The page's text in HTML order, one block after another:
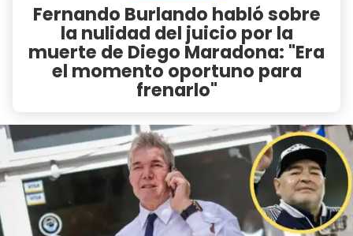
Fernando Burlando habló sobre
la nulidad del juicio por la
muerte de Diego Maradona: "Era
el momento oportuno para
frenarlo"